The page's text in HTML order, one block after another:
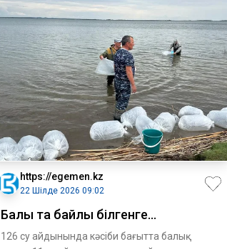
https://egemen.kz
22 Шілде 2026 09:02
Балық та байлық білгенге…
126 су айдынында кәсіби бағытта балық